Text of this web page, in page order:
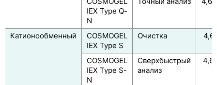
IEX Type Q-
N
Катионообменный
COSMOGEL
IEX Type S
Очистка
4,6
COSMOGEL
IEX Type S-
N
Сверхбыстрый
анализ
4,6